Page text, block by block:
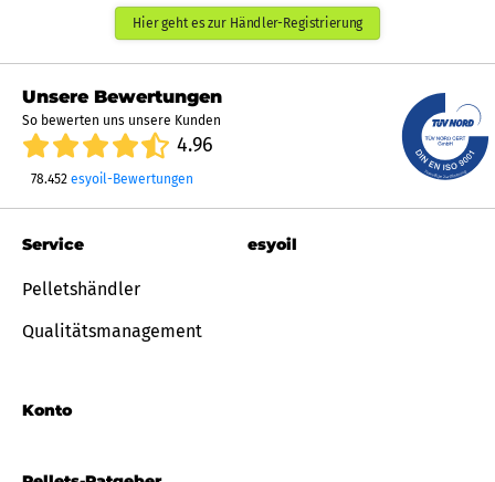
Hier geht es zur Händler-Registrierung
Unsere Bewertungen
So bewerten uns unsere Kunden
4.96
78.452 esyoil-Bewertungen
Service
Pelletshändler
Qualitätsmanagement
Konto
esyoil